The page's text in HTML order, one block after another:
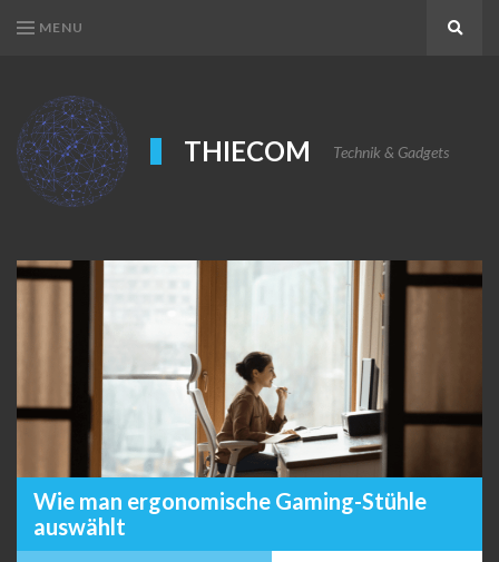
MENU
THIECOM Technik & Gadgets
Wie man ergonomische Gaming-Stühle
auswählt